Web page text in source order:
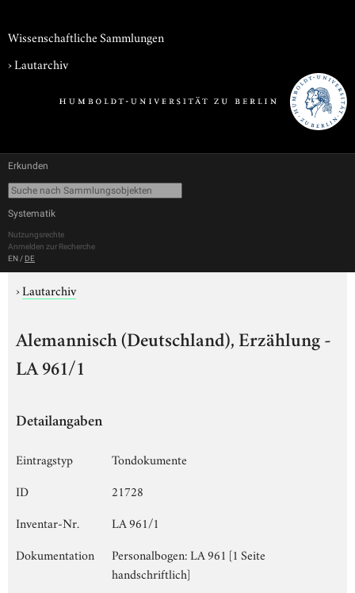
Wissenschaftliche Sammlungen
›Lautarchiv
Erkunden
Systematik
Nutzungsrechte
Anmelden zur Recherche
EN / DE
›Lautarchiv
Alemannisch (Deutschland), Erzählung -
LA 961/1
Detailangaben
Eintragstyp
Tondokumente
ID
21728
Inventar-Nr.
LA 961/1
Dokumentation
Personalbogen: LA 961 [1 Seite
handschriftlich]